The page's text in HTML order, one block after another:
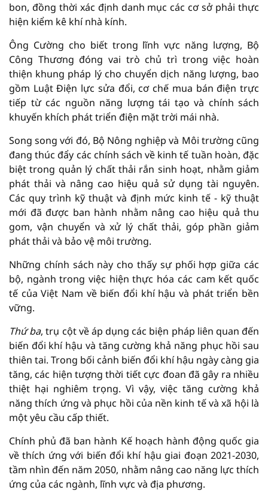
bon, đồng thời xác định danh mục các cơ sở phải thực
hiện kiểm kê khí nhà kính.
Ông Cường cho biết trong lĩnh vực năng lượng, Bộ
Công Thương đóng vai trò chủ trì trong việc hoàn
thiện khung pháp lý cho chuyển dịch năng lượng, bao
gồm Luật Điện lực sửa đổi, cơ chế mua bán điện trực
tiếp từ các nguồn năng lượng tái tạo và chính sách
khuyến khích phát triển điện mặt trời mái nhà.
Song song với đó, Bộ Nông nghiệp và Môi trường cũng
đang thúc đẩy các chính sách về kinh tế tuần hoàn, đặc
biệt trong quản lý chất thải rắn sinh hoạt, nhằm giảm
phát thải và nâng cao hiệu quả sử dụng tài nguyên.
Các quy trình kỹ thuật và định mức kinh tế - kỹ thuật
mới đã được ban hành nhằm nâng cao hiệu quả thu
gom, vận chuyển và xử lý chất thải, góp phần giảm
phát thải và bảo vệ môi trường.
Những chính sách này cho thấy sự phối hợp giữa các
bộ, ngành trong việc hiện thực hóa các cam kết quốc
tế của Việt Nam về biến đổi khí hậu và phát triển bền
vững.
Thứ ba, trụ cột về áp dụng các biện pháp liên quan đến
biến đổi khí hậu và tăng cường khả năng phục hồi sau
thiên tai. Trong bối cảnh biến đổi khí hậu ngày càng gia
tăng, các hiện tượng thời tiết cực đoan đã gây ra nhiều
thiệt hại nghiêm trọng. Vì vậy, việc tăng cường khả
năng thích ứng và phục hồi của nền kinh tế và xã hội là
một yêu cầu cấp thiết.
Chính phủ đã ban hành Kế hoạch hành động quốc gia
về thích ứng với biến đổi khí hậu giai đoạn 2021-2030,
tầm nhìn đến năm 2050, nhằm nâng cao năng lực thích
ứng của các ngành, lĩnh vực và địa phương.